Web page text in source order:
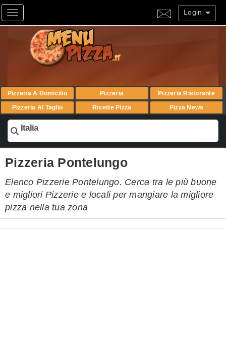
Toggle navigation Login
Pizzeria A Domicilio Pizzeria
Pizzeria Ristorante
Pizzeria Al Taglio
Ricette Pizza Pizza News
Italia
Pizzeria Pontelungo
Elenco Pizzerie Pontelungo. Cerca tra le più buone
e migliori Pizzerie e locali per mangiare la migliore
pizza nella tua zona